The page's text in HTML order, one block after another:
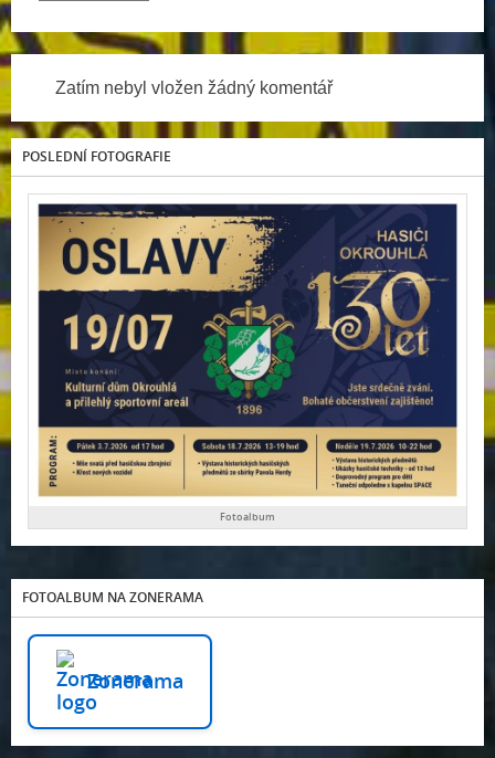
Zatím nebyl vložen žádný komentář
POSLEDNÍ FOTOGRAFIE
Fotoalbum
FOTOALBUM NA ZONERAMA
Zonerama